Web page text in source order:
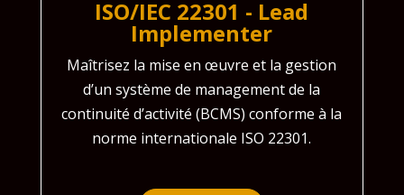
ISO/IEC 22301 - Lead
Implementer
Maîtrisez la mise en œuvre et la gestion
d’un système de management de la
continuité d’activité (BCMS) conforme à la
norme internationale ISO 22301.